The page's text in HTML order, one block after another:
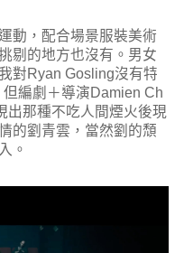
動，配合場景服裝美術
剔的地方也沒有。男女
對Ryan Gosling沒有特
編劇＋導演Damien Ch
出那種不吃人間煙火後現
的劉青雲，當然劉的頹
。